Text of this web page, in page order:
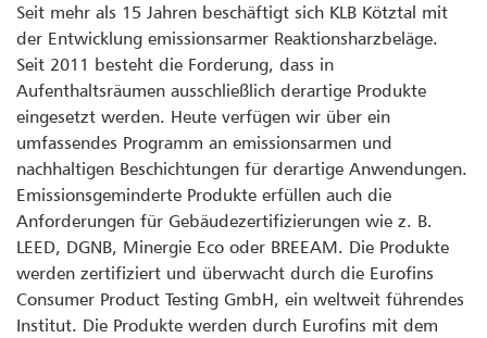
Seit mehr als 15 Jahren beschäftigt sich KLB Kötztal mit
der Entwicklung emissionsarmer Reaktionsharzbeläge.
Seit 2011 besteht die Forderung, dass in
Aufenthaltsräumen ausschließlich derartige Produkte
eingesetzt werden. Heute verfügen wir über ein
umfassendes Programm an emissionsarmen und
nachhaltigen Beschichtungen für derartige Anwendungen.
Emissionsgeminderte Produkte erfüllen auch die
Anforderungen für Gebäudezertifizierungen wie z. B.
LEED, DGNB, Minergie Eco oder BREEAM. Die Produkte
werden zertifiziert und überwacht durch die Eurofins
Consumer Product Testing GmbH, ein weltweit führendes
Institut. Die Produkte werden durch Eurofins mit dem